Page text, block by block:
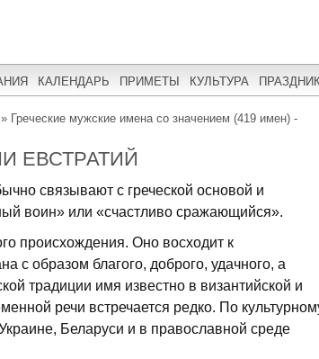
КАЛЕНДАРЬ ПРИМЕТЫ КУЛЬТУРА
» Греческие мужские имена со значением (419 имен) -
ЕВСТРАТИЙ
связывают с греческой основой и
воин» или «счастливо сражающийся».
происхождения. Оно восходит к
с образом благого, доброго, удачного, а
традиции имя известно в византийской и
речи встречается редко. По
Беларуси и в православной среде